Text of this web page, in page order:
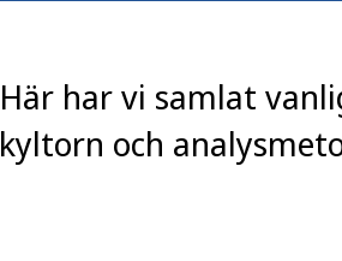
Här har vi samlat
kyltorn och